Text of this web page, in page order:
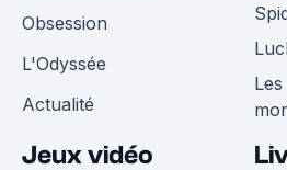
Obsession
L'Odyssée
Actualité
Jeux vidéo